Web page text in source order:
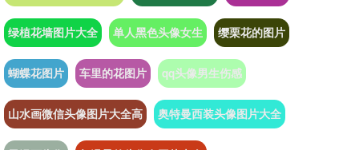
绿植花墙图片大全 单人黑色头像女生 缨栗花的图片
蝴蝶花图片 车里的花图片 qq头像男生伤感
山水画微信头像图片大全高 奥特曼西装头像图片大全